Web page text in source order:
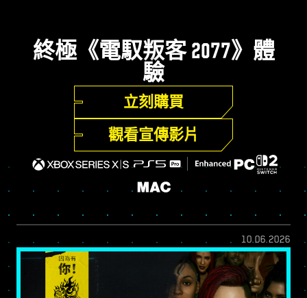
終極《電馭叛客 2077》體
驗
立刻購買
觀看宣傳影片
10.06.2026